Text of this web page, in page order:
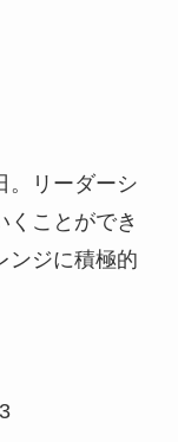
。リーダーシ
くことができ
ンジに積極的